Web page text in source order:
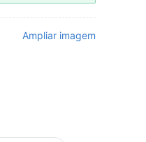
Ampliar imagem